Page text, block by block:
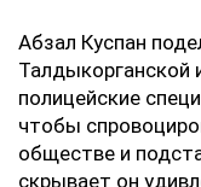
Абзал Куспан
Талдыкорганской
полицейские
чтобы
обществе и
скрывает он